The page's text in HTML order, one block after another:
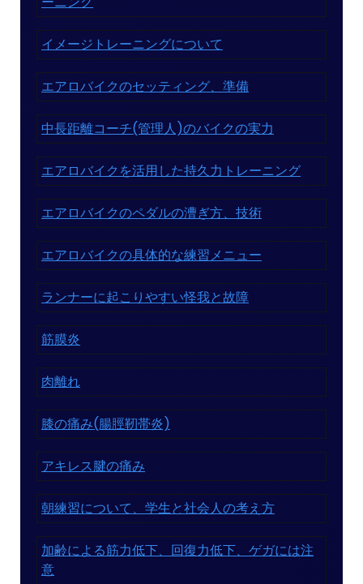
イメージトレーニングについて
エアロバイクのセッティング、準備
中長距離コーチ(管理人)のバイクの実力
エアロバイクを活用した持久力トレーニング
エアロバイクのペダルの漕ぎ方、技術
エアロバイクの具体的な練習メニュー
ランナーに起こりやすい怪我と故障
筋膜炎
肉離れ
膝の痛み(腸脛靭帯炎)
アキレス腱の痛み
朝練習について、学生と社会人の考え方
加齢による筋力低下、回復力低下、ゲガには注
意